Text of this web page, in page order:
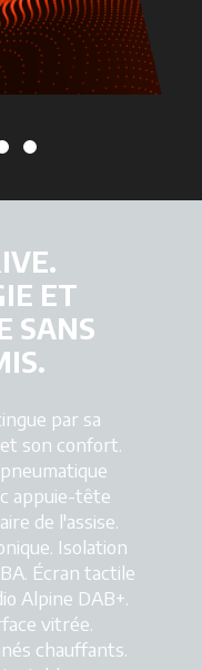
ET
SANS
par sa
son confort.
appuie-tête
de l'assise.
Isolation
Écran tactile
Alpine DAB+.
vitrée.
chauffants.